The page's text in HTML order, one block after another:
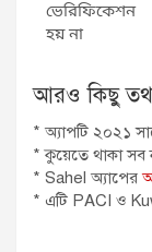
ভেরিফিকেশন
হয় না
আরও কিছু
* অ্যাপটি ২০২১
* কুয়েতে থাকা সব
* Sahel অ্যাপের
* এটি PACI ও